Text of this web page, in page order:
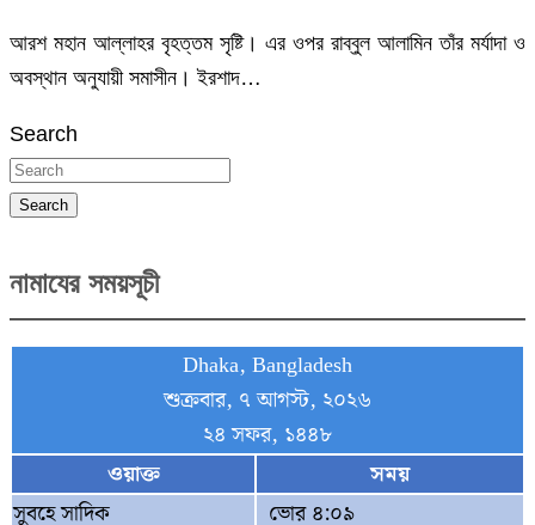
আরশ মহান আল্লাহর বৃহত্তম সৃষ্টি। এর ওপর রাব্বুল আলামিন তাঁর মর্যাদা ও
অবস্থান অনুযায়ী সমাসীন। ইরশাদ…
Search
Search
নামাযের সময়সূচী
Dhaka, Bangladesh
শুক্রবার, ৭ আগস্ট, ২০২৬
২৪ সফর, ১৪৪৮
ওয়াক্ত
সময়
সুবহে সাদিক
ভোর ৪:০৯